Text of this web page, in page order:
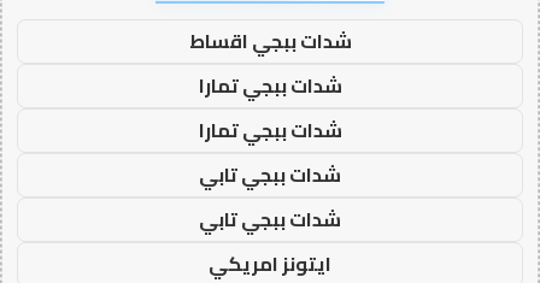
شدات ببجي اقساط
شدات ببجي تمارا
شدات ببجي تمارا
شدات ببجي تابي
شدات ببجي تابي
ايتونز امريكي